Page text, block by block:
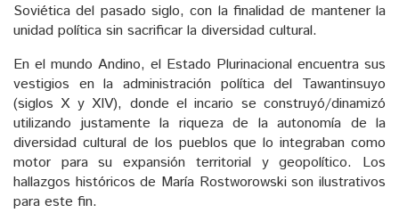
Soviética del pasado siglo, con la finalidad de mantener la
unidad política sin sacrificar la diversidad cultural.
En el mundo Andino, el Estado Plurinacional encuentra sus
vestigios en la administración política del Tawantinsuyo
(siglos X y XIV), donde el incario se construyó/dinamizó
utilizando justamente la riqueza de la autonomía de la
diversidad cultural de los pueblos que lo integraban como
motor para su expansión territorial y geopolítico. Los
hallazgos históricos de María Rostworowski son ilustrativos
para este fin.